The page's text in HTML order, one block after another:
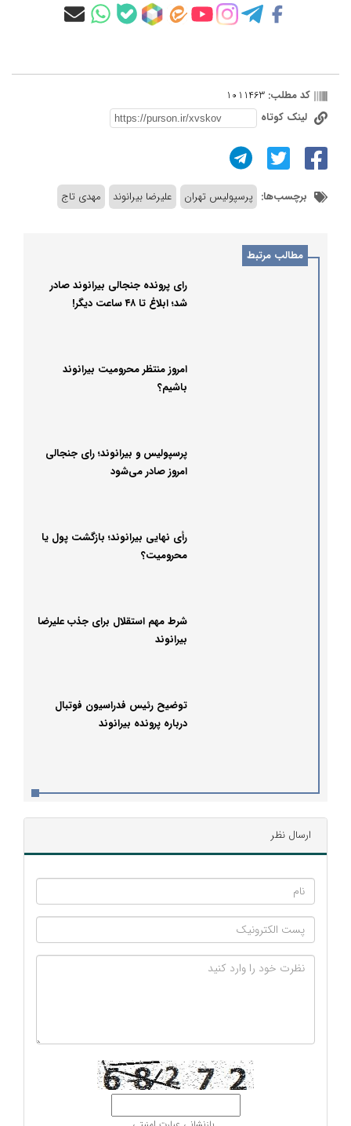
کد مطلب: 1011463
لینک کوتاه
برچسب‌ها: پرسپولیس تهران علیرضا بیرانوند مهدی تاج
مطالب مرتبط
رای پرونده جنجالی بیرانوند صادر
شد؛ ابلاغ تا ۴۸ ساعت دیگر!
امروز منتظر محرومیت بیرانوند
باشیم؟
پرسپولیس و بیرانوند؛ رای جنجالی
امروز صادر می‌شود
رأی نهایی بیرانوند؛ بازگشت پول یا
محرومیت؟
شرط مهم استقلال برای جذب علیرضا
بیرانوند
توضیح رئیس فدراسیون فوتبال
درباره پرونده بیرانوند
ارسال نظر